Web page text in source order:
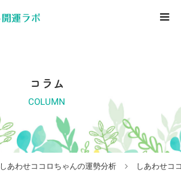
コラム
COLUMN
しあわせココロちゃんの運勢分析 しあわせコ